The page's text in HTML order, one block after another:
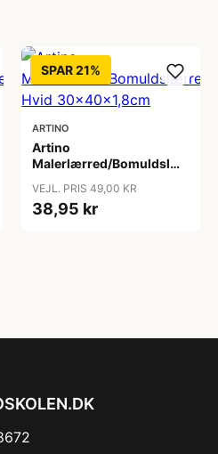
SPAR 21%
ARTINO
Artino
Malerlærred/Bomuldslærred
VEJL. PRIS 49,00 KR
38,95 kr